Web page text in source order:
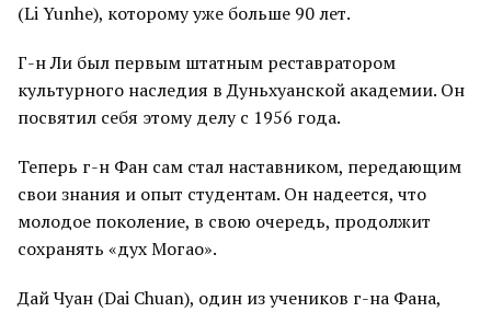
(Li Yunhe), которому уже больше 90 лет.
Г-н Ли был первым штатным реставратором
культурного наследия в Дуньхуанской академии. Он
посвятил себя этому делу с 1956 года.
Теперь г-н Фан сам стал наставником, передающим
свои знания и опыт студентам. Он надеется, что
молодое поколение, в свою очередь, продолжит
сохранять «дух Могао».
Дай Чуан (Dai Chuan), один из учеников г-на Фана,